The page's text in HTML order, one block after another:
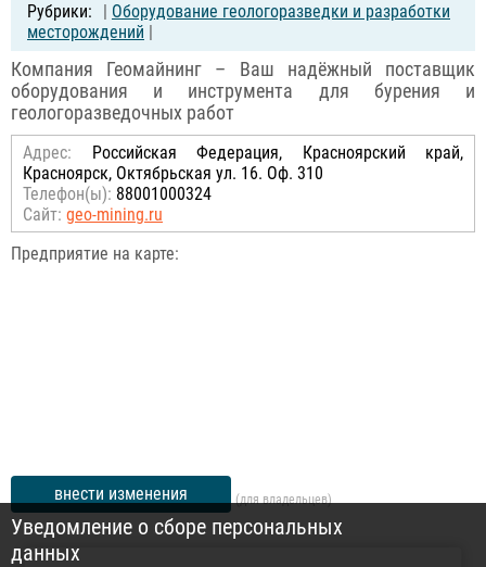
| Оборудование геологоразведки и разработки
месторождений |
Компания Геомайнинг – Ваш надёжный поставщик
оборудования и инструмента для бурения и
геологоразведочных работ
Адрес: Российcкая Федерация, Красноярский край,
Красноярск, Октябрьская ул. 16. Оф. 310
Телефон(ы): 88001000324
Сайт: geo-mining.ru
Предприятие на карте:
внести изменения (для владельцев)
Уведомление о сборе персональных
данных